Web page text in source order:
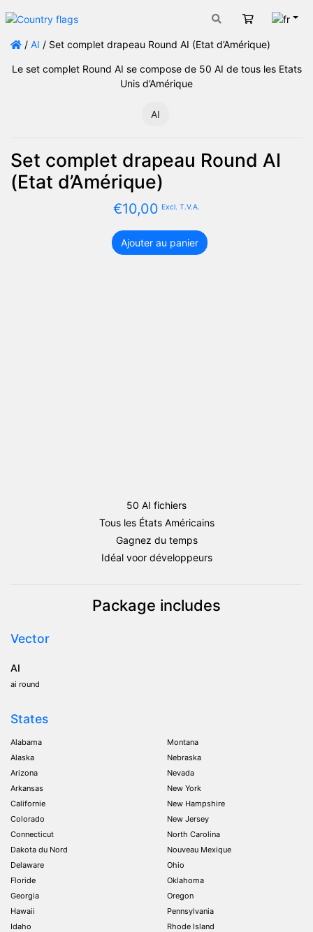
Panier
/ AI / Set complet drapeau Round AI (Etat d’Amérique)
Le set complet Round AI se compose de 50 AI de tous les Etats
Unis d’Amérique
AI
Set complet drapeau Round AI
(Etat d’Amérique)
€10,00 Excl. T.V.A.
quantité
Ajouter au panier
50 AI fichiers
Tous les États Américains
Gagnez du temps
Idéal voor développeurs
Package includes
Vector
AI
ai round
States
Alabama
Alaska
Arizona
Arkansas
Californie
Colorado
Connecticut
Dakota du Nord
Delaware
Floride
Georgia
Hawaii
Idaho
Montana
Nebraska
Nevada
New York
New Hampshire
New Jersey
North Carolina
Nouveau Mexique
Ohio
Oklahoma
Oregon
Pennsylvania
Rhode Island